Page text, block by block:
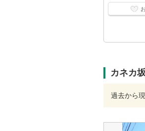
カネカ
過去から